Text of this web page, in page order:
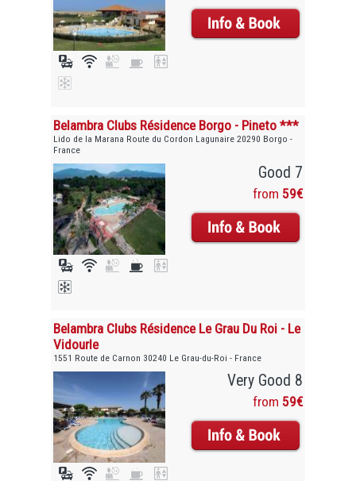
Belambra Clubs Résidence Borgo - Pineto ***
Lido de la Marana Route du Cordon Lagunaire 20290 Borgo -
France
Good 7
from 59€
Belambra Clubs Résidence Le Grau Du Roi - Le
Vidourle
1551 Route de Carnon 30240 Le Grau-du-Roi - France
Very Good 8
from 59€